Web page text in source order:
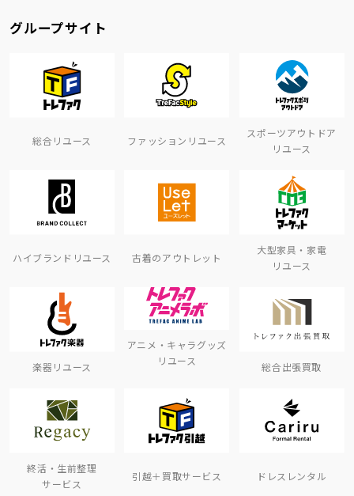
グループサイト
総合リユース ファッションリユース
スポーツアウトドア
リユース
ハイブランドリユース 古着のアウトレット
大型家具・家電
リユース
楽器リユース
アニメ・キャラグッズ
リユース
総合出張買取
終活・生前整理
サービス
引越＋買取サービス ドレスレンタル